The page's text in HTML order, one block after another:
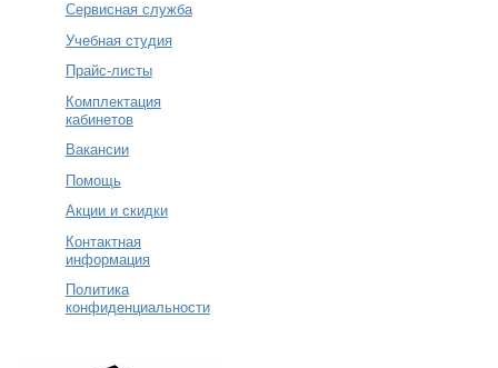
Сервисная служба
Учебная студия
Прайс-листы
Комплектация
кабинетов
Вакансии
Помощь
Акции и скидки
Контактная
информация
Политика
конфиденциальности